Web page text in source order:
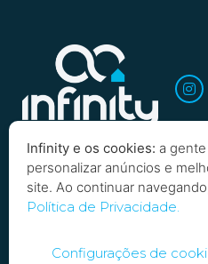
Quero saber mais!
Infinity e os cookies: a
personalizar anúncios e
site. Ao continuar
Política de Privacidade.
Configurações de